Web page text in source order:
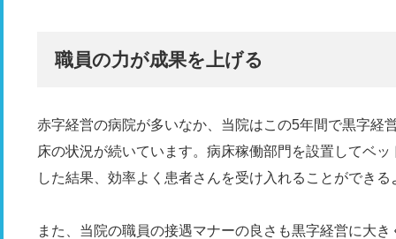
職員の力が成果を上げる
赤字経営の病院が多いなか、当院はこの5年間で黒字経
床の状況が続いています。病床稼働部門を設置してベ
した結果、効率よく患者さんを受け入れることができ
また、当院の職員の接遇マナーの良さも黒字経営に大